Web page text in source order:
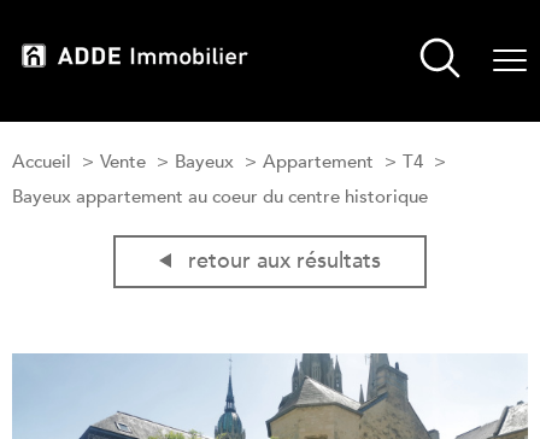
Accueil Vente Bayeux Appartement
T4
Bayeux appartement au coeur du centre historique
retour aux résultats